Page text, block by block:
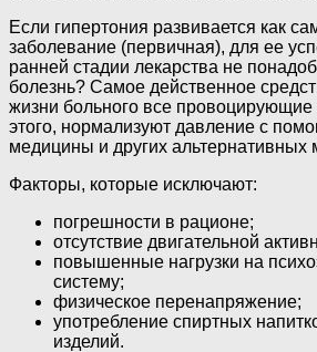
Если гипертония развивается как
заболевание (первичная), для ее
ранней стадии лекарства не
болезнь? Самое действенное
жизни больного все
этого, нормализуют давление с
медицины и других альтернативных
Факторы, которые исключают:
погрешности в рационе;
отсутствие двигательной
повышенные нагрузки на
систему;
физическое перенапряжение;
употребление спиртных
изделий.